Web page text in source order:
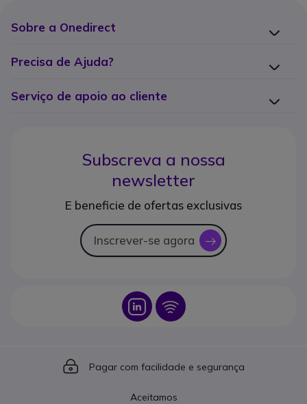
Sobre a Onedirect
Precisa de Ajuda?
Serviço de apoio ao cliente
Subscreva a nossa
newsletter
E beneficie de ofertas exclusivas
Inscrever-se agora icon
Icon Icon
Icon
Pagar com facilidade e segurança
Aceitamos